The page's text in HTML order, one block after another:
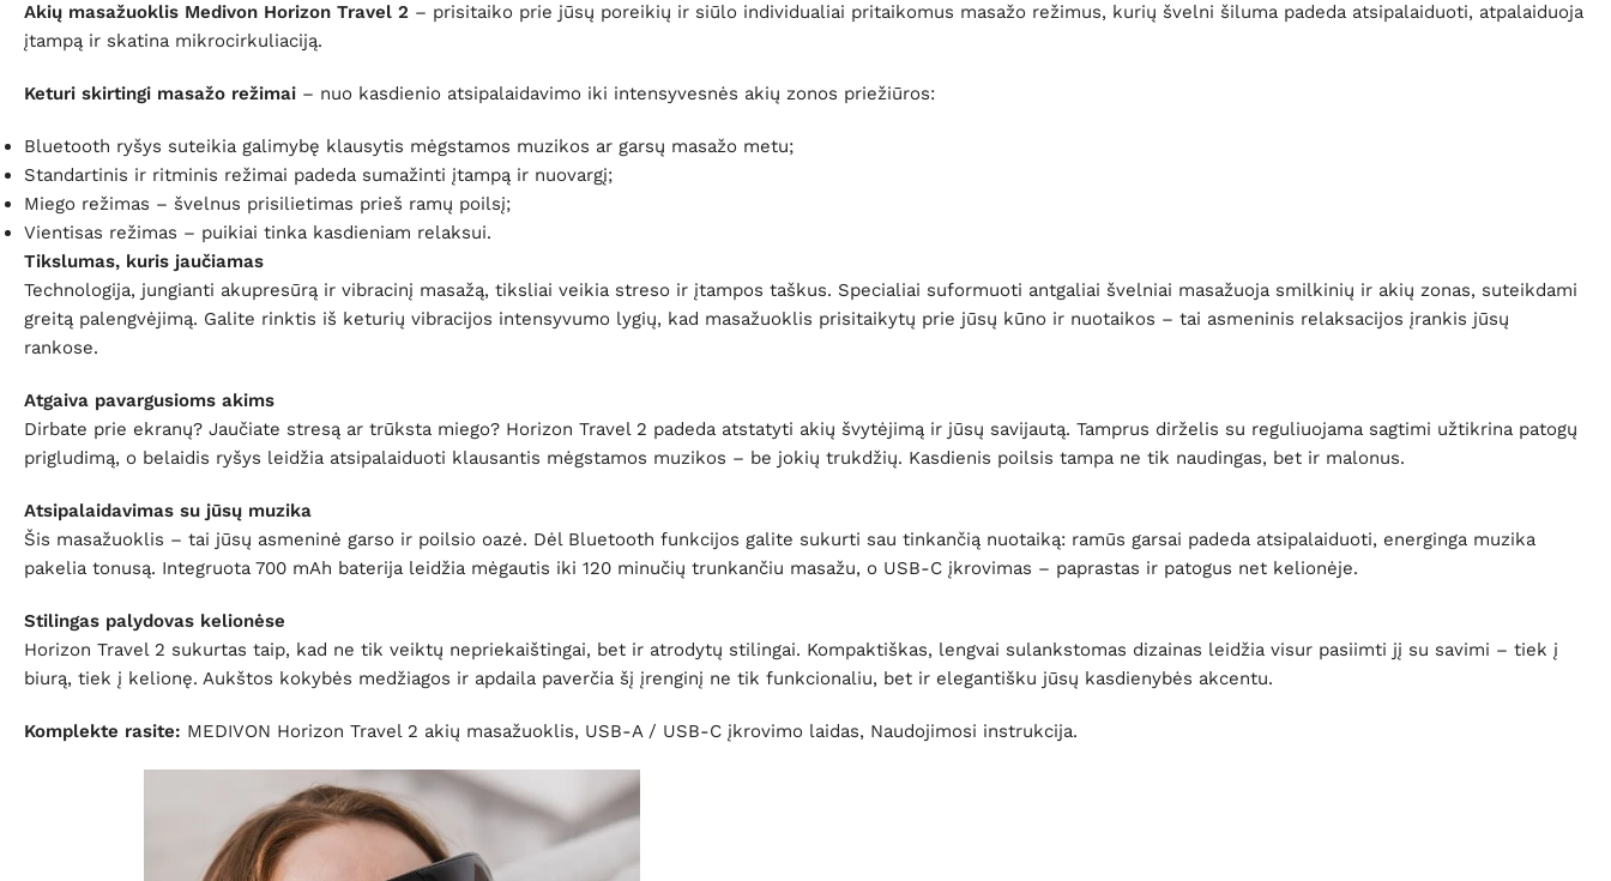
Akių masažuoklis Medivon Horizon Travel 2 – prisitaiko prie jūsų poreikių ir siūlo individualiai pritaikomus masažo režimus, kurių švelni šiluma padeda atsipalaiduoti, atpalaiduoja
įtampą ir skatina mikrocirkuliaciją.
Keturi skirtingi masažo režimai – nuo kasdienio atsipalaidavimo iki intensyvesnės akių zonos priežiūros:
Bluetooth ryšys suteikia galimybę klausytis mėgstamos muzikos ar garsų masažo metu;
Standartinis ir ritminis režimai padeda sumažinti įtampą ir nuovargį;
Miego režimas – švelnus prisilietimas prieš ramų poilsį;
Vientisas režimas – puikiai tinka kasdieniam relaksui.
Tikslumas, kuris jaučiamas
Technologija, jungianti akupresūrą ir vibracinį masažą, tiksliai veikia streso ir įtampos taškus. Specialiai suformuoti antgaliai švelniai masažuoja smilkinių ir akių zonas, suteikdami
greitą palengvėjimą. Galite rinktis iš keturių vibracijos intensyvumo lygių, kad masažuoklis prisitaikytų prie jūsų kūno ir nuotaikos – tai asmeninis relaksacijos įrankis jūsų
rankose.
Atgaiva pavargusioms akims
Dirbate prie ekranų? Jaučiate stresą ar trūksta miego? Horizon Travel 2 padeda atstatyti akių švytėjimą ir jūsų savijautą. Tamprus dirželis su reguliuojama sagtimi užtikrina patogų
prigludimą, o belaidis ryšys leidžia atsipalaiduoti klausantis mėgstamos muzikos – be jokių trukdžių. Kasdienis poilsis tampa ne tik naudingas, bet ir malonus.
Atsipalaidavimas su jūsų muzika
Šis masažuoklis – tai jūsų asmeninė garso ir poilsio oazė. Dėl Bluetooth funkcijos galite sukurti sau tinkančią nuotaiką: ramūs garsai padeda atsipalaiduoti, energinga muzika
pakelia tonusą. Integruota 700 mAh baterija leidžia mėgautis iki 120 minučių trunkančiu masažu, o USB-C įkrovimas – paprastas ir patogus net kelionėje.
Stilingas palydovas kelionėse
Horizon Travel 2 sukurtas taip, kad ne tik veiktų nepriekaištingai, bet ir atrodytų stilingai. Kompaktiškas, lengvai sulankstomas dizainas leidžia visur pasiimti jį su savimi – tiek į
biurą, tiek į kelionę. Aukštos kokybės medžiagos ir apdaila paverčia šį įrenginį ne tik funkcionaliu, bet ir elegantišku jūsų kasdienybės akcentu.
Komplekte rasite: MEDIVON Horizon Travel 2 akių masažuoklis, USB-A / USB-C įkrovimo laidas, Naudojimosi instrukcija.